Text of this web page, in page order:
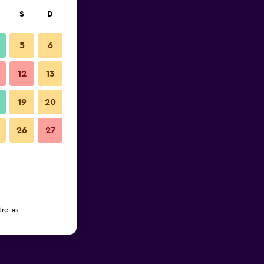
S D
5 6
12 13
19 20
26 27